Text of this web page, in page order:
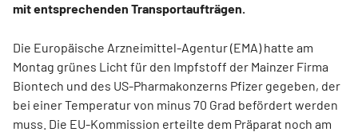
mit entsprechenden Transportaufträgen.
Die Europäische Arzneimittel-Agentur (EMA) hatte am
Montag grünes Licht für den Impfstoff der Mainzer Firma
Biontech und des US-Pharmakonzerns Pfizer gegeben, der
bei einer Temperatur von minus 70 Grad befördert werden
muss. Die EU-Kommission erteilte dem Präparat noch am